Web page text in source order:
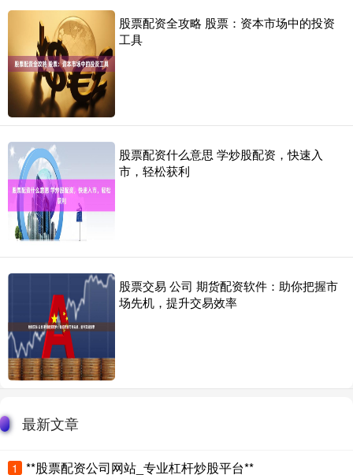
股票配资全攻略 股票：资本市场中的投资
工具
股票配资什么意思 学炒股配资，快速入
市，轻松获利
股票交易 公司 期货配资软件：助你把握市
场先机，提升交易效率
最新文章
1 **股票配资公司网站_专业杠杆炒股平台**